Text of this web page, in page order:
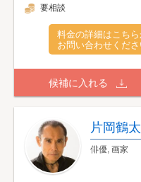
要相談
料金の詳細はこちら
お問い合わせくだ
候補に入れる
片岡鶴
俳優, 画家